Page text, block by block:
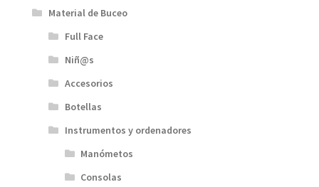
Material de Buceo
Full Face
Niñ@s
Accesorios
Botellas
Instrumentos y ordenadores
Manómetos
Consolas